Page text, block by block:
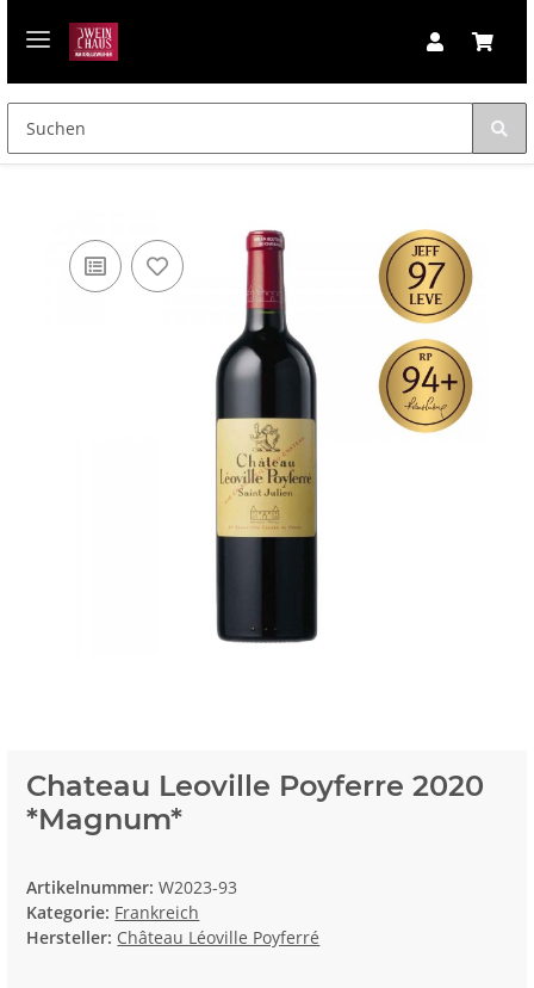
Chateau Leoville Poyferre 2020
*Magnum*
Artikelnummer:W2023-93
Kategorie: Frankreich
Hersteller: Château Léoville Poyferré